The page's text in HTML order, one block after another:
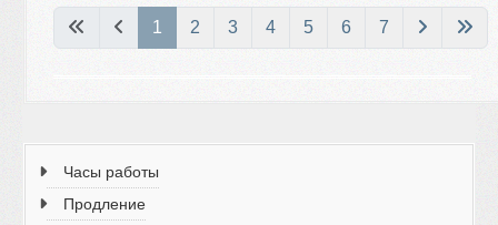
Часы работы
Продление
Страница 1 из 7
1 2 3 4 5 6 7